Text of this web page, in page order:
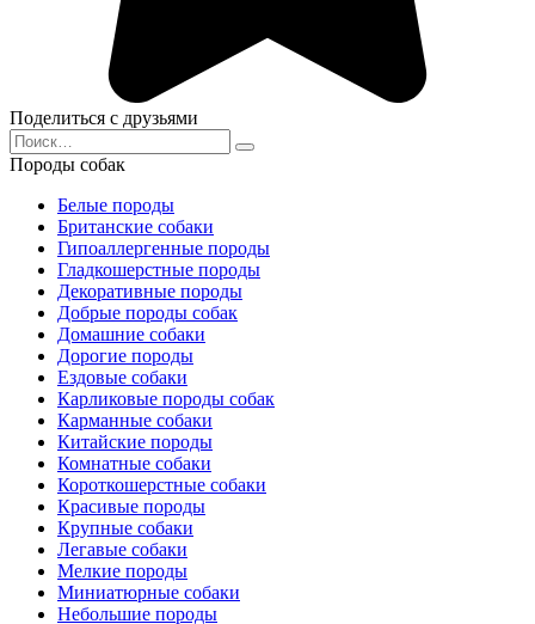
Поделиться с друзьями
Search
for:
Породы собак
Белые породы
Британские собаки
Гипоаллергенные породы
Гладкошерстные породы
Декоративные породы
Добрые породы собак
Домашние собаки
Дорогие породы
Ездовые собаки
Карликовые породы собак
Карманные собаки
Китайские породы
Комнатные собаки
Короткошерстные собаки
Красивые породы
Крупные собаки
Легавые собаки
Мелкие породы
Миниатюрные собаки
Небольшие породы